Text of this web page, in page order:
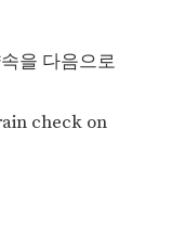
을 다음으로
check on